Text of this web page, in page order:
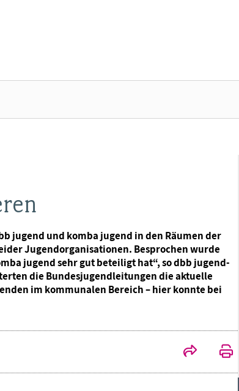
Kontakt
Mitgliedsgewerkschaften
Landesjugendbünde
Hochschulen
Jobkompass
Bundesjugendausschuss
Bundesjugendtag
Ideencampus
Vorsorgewerk
Vorteilswelt
Akademie
Verlag
jugend und komba jugend in den Räumen der
Jugendorganisationen. Besprochen wurde
jugend sehr gut beteiligt hat“, so dbb jugend-
die Bundesjugendleitungen die aktuelle
im kommunalen Bereich – hier konnte bei